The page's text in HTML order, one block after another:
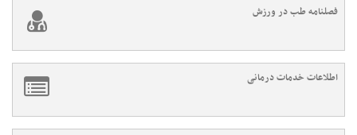
فصلنامه طب در ورزش
اطلاعات خدمات درمانی